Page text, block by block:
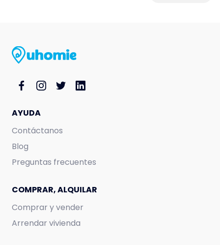
AYUDA
Contáctanos
Blog
Preguntas frecuentes
COMPRAR, ALQUILAR
Comprar y vender
Arrendar vivienda